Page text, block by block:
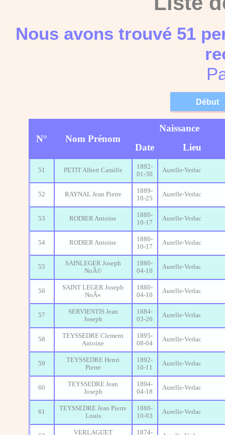
Nous avons trouvé 51
N° Nom Prénom
Naissance
Date
Lieu
51 PETIT Albert Camille
1892-
01-30
Aurelle-Verlac
52 RAYNAL Jean Pierre
1889-
10-25
Aurelle-Verlac
53 RODIER Antoine
1880-
10-17
Aurelle-Verlac
54 RODIER Antoine
1880-
10-17
Aurelle-Verlac
55
SAINLEGER Joseph
NoÃ©
1880-
04-10
Aurelle-Verlac
56
SAINT LEGER Joseph
NoÃ«
1880-
04-10
Aurelle-Verlac
57
SERVIENTIS Jean
Joseph
1884-
03-26
Aurelle-Verlac
58
TEYSSEDRE Clement
Antoine
1895-
08-04
Aurelle-Verlac
59
TEYSSEDRE Henri
Pierre
1892-
10-11
Aurelle-Verlac
60
TEYSSEDRE Jean
Joseph
1894-
04-18
Aurelle-Verlac
61
TEYSSEDRE Jean Pierre
Louis
1888-
10-03
Aurelle-Verlac
VERLAGUET
1874-